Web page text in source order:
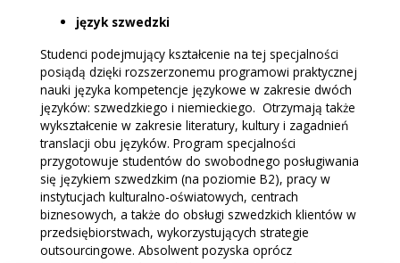
język szwedzki
Studenci podejmujący kształcenie na tej specjalności
posiądą dzięki rozszerzonemu programowi praktycznej
nauki języka kompetencje językowe w zakresie dwóch
języków: szwedzkiego i niemieckiego. Otrzymają także
wykształcenie w zakresie literatury, kultury i zagadnień
translacji obu języków. Program specjalności
przygotowuje studentów do swobodnego posługiwania
się językiem szwedzkim (na poziomie B2), pracy w
instytucjach kulturalno-oświatowych, centrach
biznesowych, a także do obsługi szwedzkich klientów w
przedsiębiorstwach, wykorzystujących strategie
outsourcingowe. Absolwent pozyska oprócz